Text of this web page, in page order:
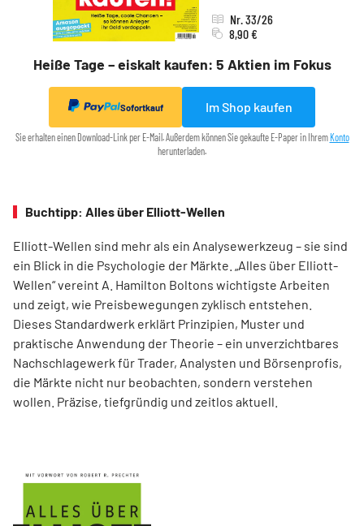
Heiße Tage – eiskalt kaufen: 5 Aktien im Fokus
Nr. 33/26
8,90 €
Sofortkauf Im Shop kaufen
Sie erhalten einen Download-Link per E-Mail. Außerdem können Sie gekaufte E-Paper in Ihrem Konto
herunterladen.
Buchtipp: Alles über Elliott-Wellen
Elliott-Wellen sind mehr als ein Analysewerkzeug – sie sind
ein Blick in die Psychologie der Märkte. „Alles über Elliott-
Wellen“ vereint A. Hamilton Boltons wichtigste Arbeiten
und zeigt, wie Preisbewegungen zyklisch entstehen.
Dieses Standardwerk erklärt Prinzipien, Muster und
praktische Anwendung der Theorie – ein unverzichtbares
Nachschlagewerk für Trader, Analysten und Börsenprofis,
die Märkte nicht nur beobachten, sondern verstehen
wollen. Präzise, tiefgründig und zeitlos aktuell.